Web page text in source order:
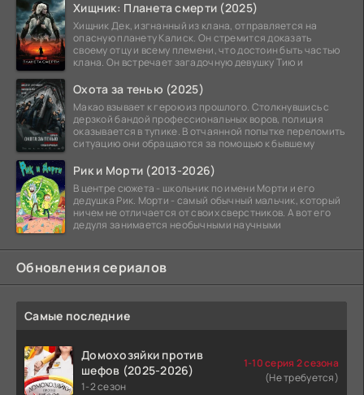
Хищник: Планета смерти (2025)
Хищник Дек, изгнанный из клана, отправляется на
опасную планету Калиск. Он стремится доказать
своему отцу и всему племени, что достоин быть частью
клана. Он встречает загадочную девушку Тию и
Охота за тенью (2025)
Макао взывает к герою из прошлого. Столкнувшись с
дерзкой бандой профессиональных воров, полиция
оказывается в тупике. В отчаянной попытке переломить
ситуацию они обращаются за помощью к бывшему
Рик и Морти (2013-2026)
В центре сюжета - школьник по имени Морти и его
дедушка Рик. Морти - самый обычный мальчик, который
ничем не отличается от своих сверстников. А вот его
дедуля занимается необычными научными
Обновления сериалов
Самые последние
Домохозяйки против
шефов (2025-2026)
1-2 сезон
1-10 серия 2 сезона
(Не требуется)